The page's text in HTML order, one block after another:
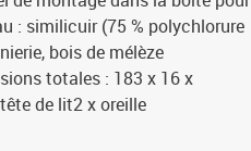
: similicuir (75 % polychlorure
bois de mélèze
totales : 183 x 16 x
de lit2 x oreille